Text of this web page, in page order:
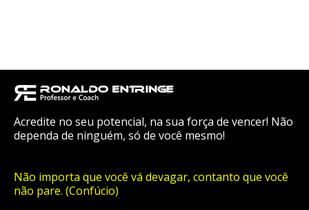
Acredite no seu potencial, na sua força de vencer! Não
dependa de ninguém, só de você mesmo!
Não importa que você vá devagar, contanto que você
não pare. (Confúcio)